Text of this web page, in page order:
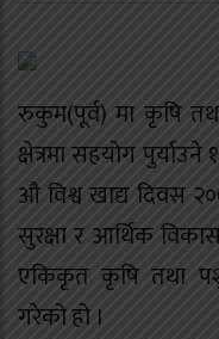
रुकुम(पूर्व) मा कृषि
क्षेत्रमा सहयोग
औ विश्व खाद्य दिवस
सुरक्षा र आर्थिक
एकिकृत कृषि तथा
गरेको हो ।